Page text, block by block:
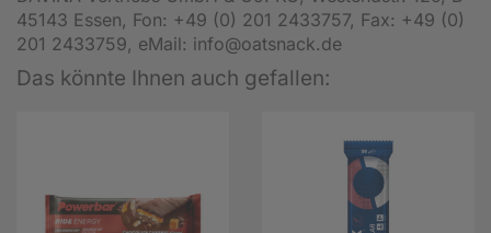
45143 Essen, Fon: +49 (0) 201 2433757, Fax: +49 (0)
201 2433759, eMail: info@oatsnack.de
Das könnte Ihnen auch gefallen: